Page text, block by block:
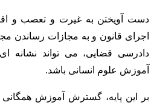
دست آویختن به غیرت و تعصب و
اجرای قانون و به مجازات رساندن
دادرسی قضایی، می تواند نشانه
آموزش علوم انسانی باشد.
بر این پایه، گسترش آموزش همگانی